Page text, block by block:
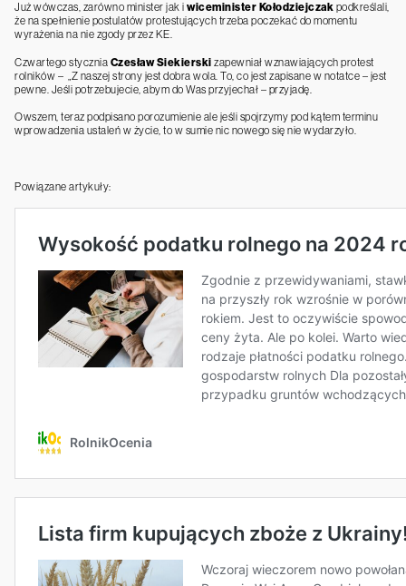
Już wówczas, zarówno minister jak i wiceminister Kołodziejczak podkreślali,
że na spełnienie postulatów protestujących trzeba poczekać do momentu
wyrażenia na nie zgody przez KE.
Czwartego stycznia Czesław Siekierski zapewniał wznawiających protest
rolników – „Z naszej strony jest dobra wola. To, co jest zapisane w notatce – jest
pewne. Jeśli potrzebujecie, abym do Was przyjechał – przyjadę.
Owszem, teraz podpisano porozumienie ale jeśli spojrzymy pod kątem terminu
wprowadzenia ustaleń w życie, to w sumie nic nowego się nie wydarzyło.
Powiązane artykuły: